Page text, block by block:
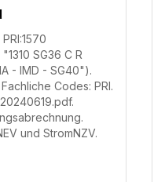
SG36 C R
- IMD - SG40").
Codes: PRI.
und StromNZV.